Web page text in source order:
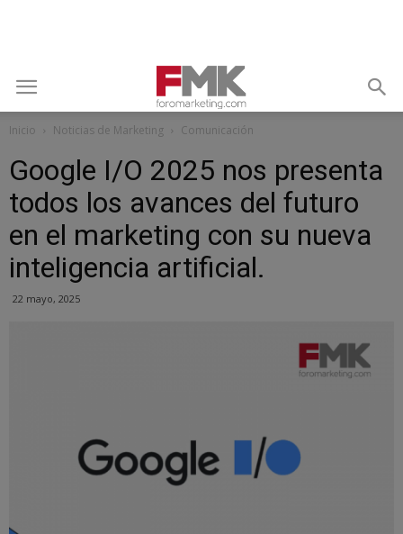
Inicio Noticias de Marketing Comunicación
Google I/O 2025 nos presenta
todos los avances del futuro
en el marketing con su nueva
inteligencia artificial.
22 mayo, 2025